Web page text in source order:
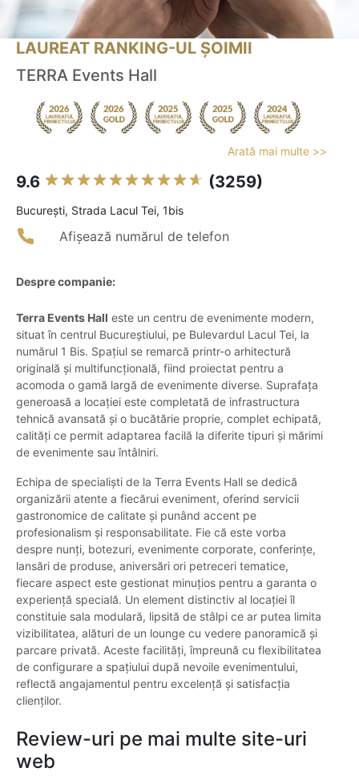
LAUREAT RANKING-UL ȘOIMII
TERRA Events Hall
Arată mai multe >>
9.6 (3259)
Bucureşti, Strada Lacul Tei, 1bis
Afișează numărul de telefon
Despre companie:
Terra Events Hall este un centru de evenimente modern,
situat în centrul Bucureștiului, pe Bulevardul Lacul Tei, la
numărul 1 Bis. Spațiul se remarcă printr-o arhitectură
originală și multifuncțională, fiind proiectat pentru a
acomoda o gamă largă de evenimente diverse. Suprafața
generoasă a locației este completată de infrastructura
tehnică avansată și o bucătărie proprie, complet echipată,
calități ce permit adaptarea facilă la diferite tipuri și mărimi
de evenimente sau întâlniri.
Echipa de specialiști de la Terra Events Hall se dedică
organizării atente a fiecărui eveniment, oferind servicii
gastronomice de calitate și punând accent pe
profesionalism și responsabilitate. Fie că este vorba
despre nunți, botezuri, evenimente corporate, conferințe,
lansări de produse, aniversări ori petreceri tematice,
fiecare aspect este gestionat minuțios pentru a garanta o
experiență specială. Un element distinctiv al locației îl
constituie sala modulară, lipsită de stâlpi ce ar putea limita
vizibilitatea, alături de un lounge cu vedere panoramică și
parcare privată. Aceste facilități, împreună cu flexibilitatea
de configurare a spațiului după nevoile evenimentului,
reflectă angajamentul pentru excelență și satisfacția
clienților.
Review-uri pe mai multe site-uri
web